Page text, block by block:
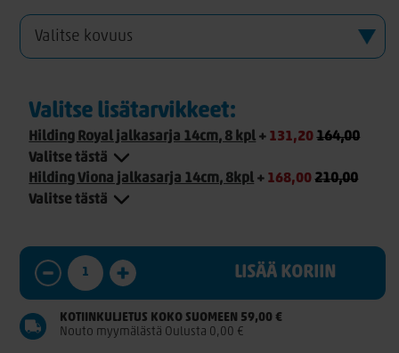
Valitse lisätarvikkeet:
Hilding Royal jalkasarja 14cm, 8 kpl + 131,20 164,00
Valitse tästä
Hilding Viona jalkasarja 14cm, 8kpl + 168,00 210,00
Valitse tästä
LISÄÄ KORIIN
KOTIINKULJETUS KOKO SUOMEEN 59,00 €
Nouto myymälästä Oulusta 0,00 €